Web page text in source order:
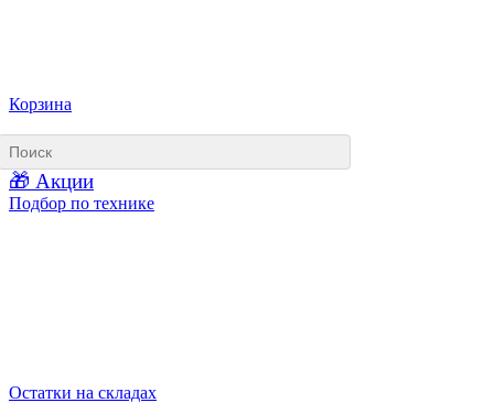
Корзина
🎁 Акции
Подбор по технике
Остатки на складах